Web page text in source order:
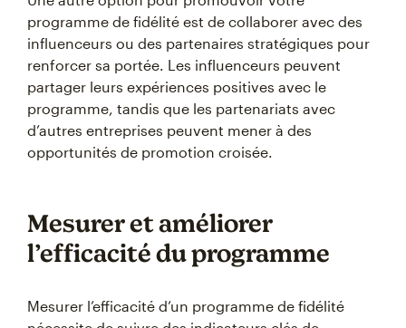
programme de fidélité est de collaborer avec des
influenceurs ou des partenaires stratégiques pour
renforcer sa portée. Les influenceurs peuvent
partager leurs expériences positives avec le
programme, tandis que les partenariats avec
d’autres entreprises peuvent mener à des
opportunités de promotion croisée.
Mesurer et améliorer
l’efficacité du programme
Mesurer l’efficacité d’un programme de fidélité